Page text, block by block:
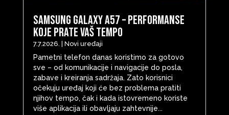
Samsung Galaxy A57 – Performanse
koje prate vaš tempo
7.7.2026. | Novi uređaji
Pametni telefon danas koristimo za gotovo
sve – od komunikacije i navigacije do posla,
zabave i kreiranja sadržaja. Zato korisnici
očekuju uređaj koji će bez problema pratiti
njihov tempo, čak i kada istovremeno koriste
više aplikacija ili obavljaju zahtevnije...